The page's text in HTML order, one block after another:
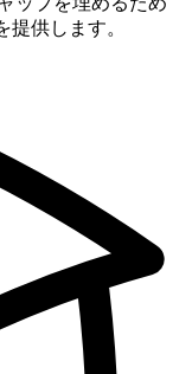
供します。